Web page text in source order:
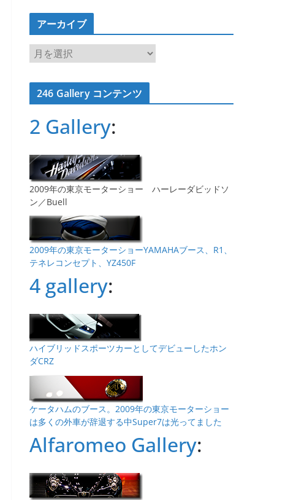
アーカイブ
ア
ー
カ
イ246 Gallery コンテンツ
2 Gallery:
2009年の東京モーターショー ハーレーダビッドソ
ン／Buell
2009年の東京モーターショーYAMAHAブース、R1、
テネレコンセプト、YZ450F
4 gallery:
ハイブリッドスポーツカーとしてデビューしたホン
ダCRZ
ケータハムのブース。2009年の東京モーターショー
は多くの外車が辞退する中Super7は光ってました
Alfaromeo Gallery: